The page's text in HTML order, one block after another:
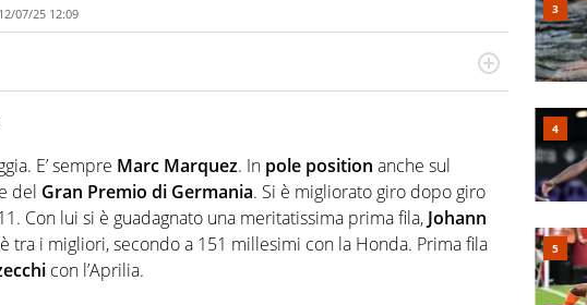
12/07/25 12:09
Quando si accendono i motori, lui sgasa, impenna, derapa. E
finisce sul podio
E’ sempre Marc Marquez. In pole position anche sul
del Gran Premio di Germania. Si è migliorato giro dopo giro
Con lui si è guadagnato una meritatissima prima fila, Johann
tra i migliori, secondo a 151 millesimi con la Honda. Prima fila
con l’Aprilia.